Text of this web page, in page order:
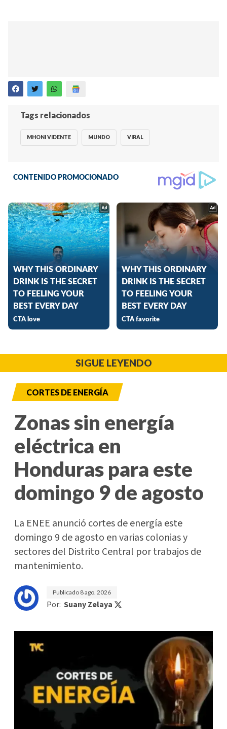
Tags relacionados
MHONI VIDENTE MUNDO VIRAL
SIGUE LEYENDO
CORTES DE ENERGÍA
Zonas sin energía
eléctrica en
Honduras para este
domingo 9 de agosto
La ENEE anunció cortes de energía este
domingo 9 de agosto en varias colonias y
sectores del Distrito Central por trabajos de
mantenimiento.
Publicado 8 ago. 2026
Por: Suany Zelaya